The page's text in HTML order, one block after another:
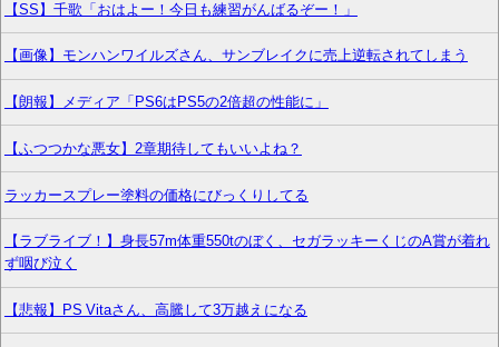
【SS】千歌「おはよー！今日も練習がんばるぞー！」
【画像】モンハンワイルズさん、サンブレイクに売上逆転されてしまう
【朗報】メディア「PS6はPS5の2倍超の性能に」
【ふつつかな悪女】2章期待してもいいよね？
ラッカースプレー塗料の価格にびっくりしてる
【ラブライブ！】身長57m体重550tのぼく、セガラッキーくじのA賞が着れ
ず咽び泣く
【悲報】PS Vitaさん、高騰して3万越えになる